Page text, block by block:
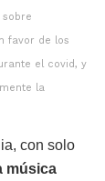
favor de los
el covid, y
la
con solo
música